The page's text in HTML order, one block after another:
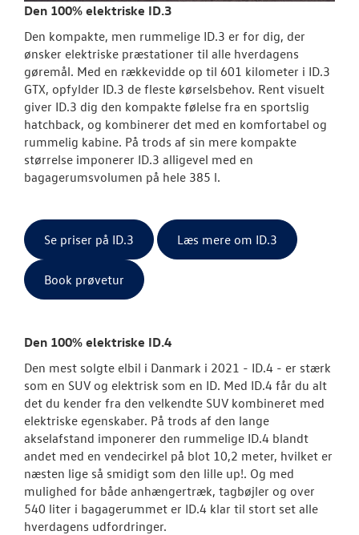
Den 100% elektriske ID.3
Den kompakte, men rummelige ID.3 er for dig, der
ønsker elektriske præstationer til alle hverdagens
gøremål. Med en rækkevidde op til 601 kilometer i ID.3
GTX, opfylder ID.3 de fleste kørselsbehov. Rent visuelt
giver ID.3 dig den kompakte følelse fra en sportslig
hatchback, og kombinerer det med en komfortabel og
rummelig kabine. På trods af sin mere kompakte
størrelse imponerer ID.3 alligevel med en
bagagerumsvolumen på hele 385 l.
Se priser på ID.3 Læs mere om ID.3
Book prøvetur
Den 100% elektriske ID.4
Den mest solgte elbil i Danmark i 2021 - ID.4 - er stærk
som en SUV og elektrisk som en ID. Med ID.4 får du alt
det du kender fra den velkendte SUV kombineret med
elektriske egenskaber. På trods af den lange
akselafstand imponerer den rummelige ID.4 blandt
andet med en vendecirkel på blot 10,2 meter, hvilket er
næsten lige så smidigt som den lille up!. Og med
mulighed for både anhængertræk, tagbøjler og over
540 liter i bagagerummet er ID.4 klar til stort set alle
hverdagens udfordringer.